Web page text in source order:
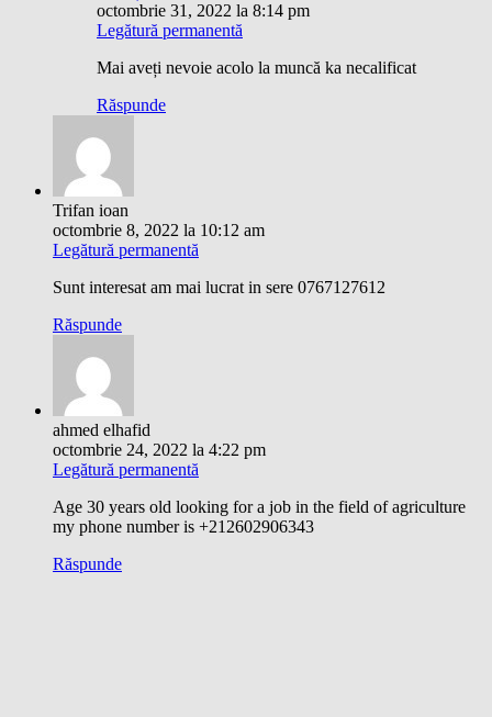
octombrie 31, 2022 la 8:14 pm
Legătură permanentă
Mai aveți nevoie acolo la muncă ka necalificat
Răspunde
Trifan ioan
octombrie 8, 2022 la 10:12 am
Legătură permanentă
Sunt interesat am mai lucrat in sere 0767127612
Răspunde
ahmed elhafid
octombrie 24, 2022 la 4:22 pm
Legătură permanentă
Age 30 years old looking for a job in the field of agriculture
my phone number is +212602906343
Răspunde